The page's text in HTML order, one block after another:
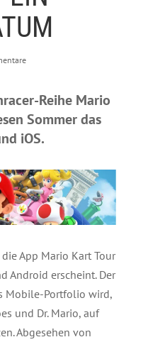
Reihe Mario
Sommer das
iOS.
App Mario Kart Tour
Android erscheint. Der
Mobile-Portfolio wird,
und Dr. Mario, auf
Abgesehen von